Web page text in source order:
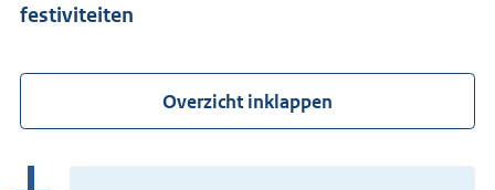
festiviteiten
Overzicht inklappen